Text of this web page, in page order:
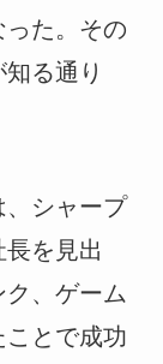
た。その
る通り
シャープ
を見出
、ゲーム
とで成功